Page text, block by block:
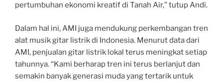
pertumbuhan ekonomi kreatif di Tanah Air,” tutup Andi.
Dalam hal ini, AMI juga mendukung perkembangan tren
alat musik gitar listrik di Indonesia. Menurut data dari
AMI, penjualan gitar listrik lokal terus meningkat setiap
tahunnya. “Kami berharap tren ini terus berlanjut dan
semakin banyak generasi muda yang tertarik untuk